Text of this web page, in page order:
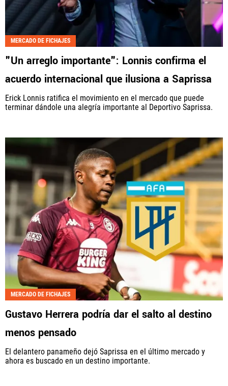
MERCADO DE FICHAJES
"Un arreglo importante": Lonnis confirma el
acuerdo internacional que ilusiona a Saprissa
Erick Lonnis ratifica el movimiento en el mercado que puede
terminar dándole una alegría importante al Deportivo Saprissa.
MERCADO DE FICHAJES
Gustavo Herrera podría dar el salto al destino
menos pensado
El delantero panameño dejó Saprissa en el último mercado y
ahora es buscado en un destino importante.